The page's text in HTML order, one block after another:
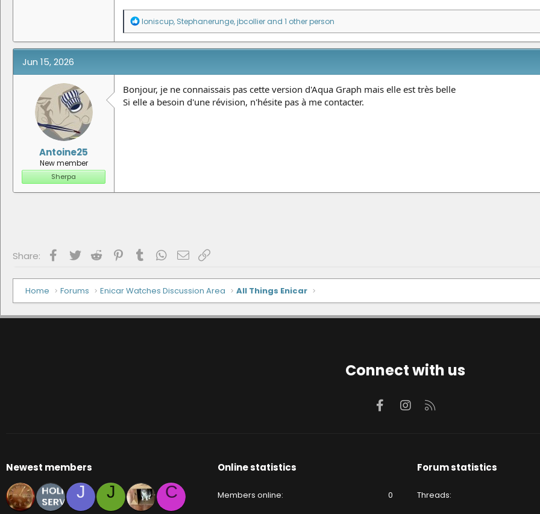
R
a
c
o
n
s
:
loniscup, Stephanerunge,jbcollier and 1 other person
Jun 15, 2026
Antoine25
New member
Sherpa
Bonjour, je ne connaissais pas cette version d'Aqua Graph mais elle est très belle
Si elle a besoin d'une révision, n'hésite pas à me contacter.
Share: FacebookTwitterReddit PinterestTumblrWhatsApp
Email
Home Forums Enicar Watches Discussion Area All Things Enicar
Connect with us
FacebookInstagram
Newest members
J J
C
Online statistics
Members online 0
Forum statistics
Threads